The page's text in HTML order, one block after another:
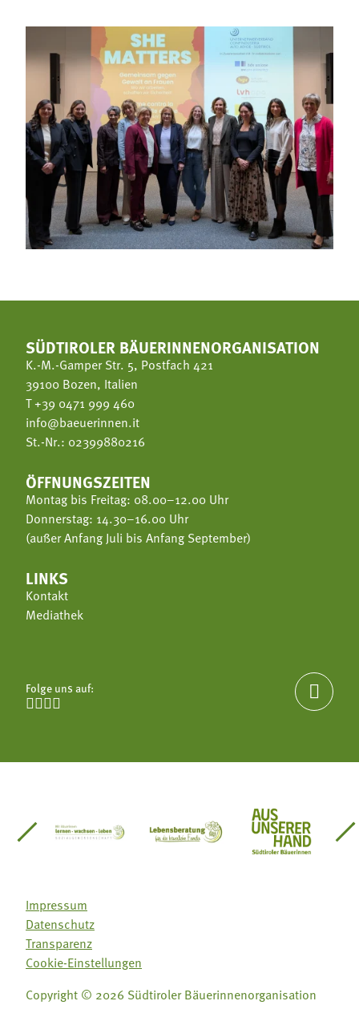
SÜDTIROLER BÄUERINNENORGANISATION
K.-M.-Gamper Str. 5, Postfach 421
39100 Bozen, Italien
T+39 0471 999 460
info@baeuerinnen.it
St.-Nr.: 02399880216
ÖFFNUNGSZEITEN
Montag bis Freitag: 08.00–12.00 Uhr
Donnerstag: 14.30–16.00 Uhr
(außer Anfang Juli bis Anfang September)
LINKS
Kontakt
Mediathek
Folge uns auf:


Südtirol
Gärtnervereinigung
Sozialgenossenschaft Mit Bäuerinnen lernen -
Lebensberatung für dieAus unserer
Impressum
Datenschutz
Transparenz
Cookie-Einstellungen
Copyright © 2026 Südtiroler Bäuerinnenorganisation